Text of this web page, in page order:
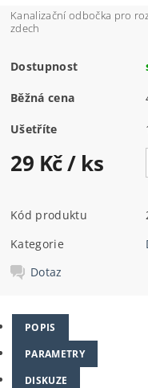
Kanalizační odbočka pro
zdech
Dostupnost
Běžná cena
Ušetříte
29 Kč/ ks
Kód produktu
Kategorie
Dotaz
POPIS
PARAMETRY
DISKUZE